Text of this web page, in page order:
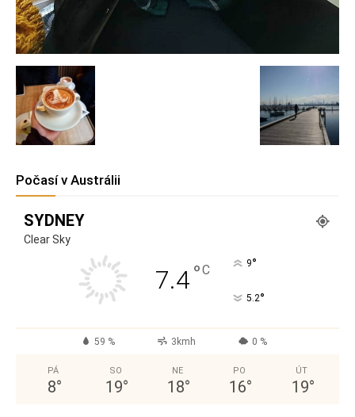
Počasí v Austrálii
SYDNEY
Clear Sky
7.4°C 9°
5.2°
59 % 3kmh 0 %
PÁ
8°
SO
19°
NE
18°
PO
16°
ÚT
19°